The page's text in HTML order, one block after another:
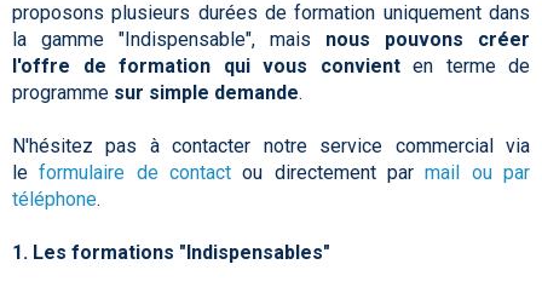
proposons plusieurs durées de formation uniquement dans
la gamme "Indispensable", mais nous pouvons créer
l'offre de formation qui vous convienten terme de
programme sur simple demande.
N'hésitez pas à contacter notre service commercial via
leformulaire de contact ou directement parmail ou par
téléphone.
1. Les formations "Indispensables"